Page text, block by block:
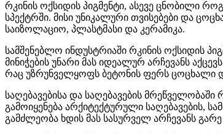
რკინის ოქსიდის პიგმენტი, ასევე ცნობილი
სპექტრში. მისი უნიკალური თვისებები და
საიზოლაციო, პლასტმასი და კერამიკა.
სამშენებლო ინდუსტრიაში რკინის ოქსიდის
მინიჭების უნარი მას იდეალურ არჩევანს
რაც უზრუნველყოფს ბეტონის ფერს ცოცხალი
საღებავებისა და საღებავების
გამოიყენება არქიტექტურული საღებავების,
გამძლეობა ხდის მას სასურველ არჩევანს